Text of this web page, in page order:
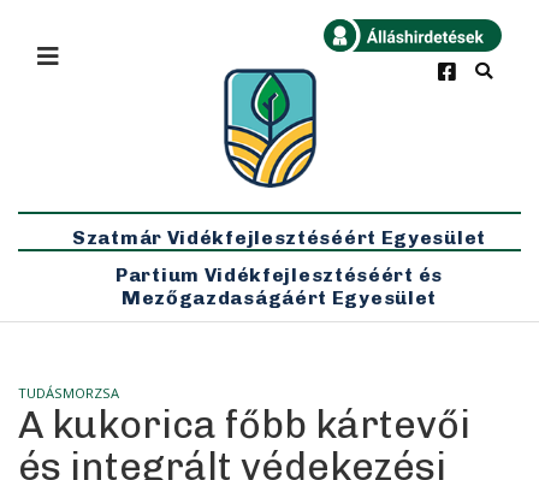
Legfrissebb
×
Szatmár Vidékfejlesztéséért Egyesület
Partium Vidékfejlesztéséért és
Mezőgazdaságáért Egyesület
TUDÁSMORZSA
A kukorica főbb kártevői
és integrált védekezési